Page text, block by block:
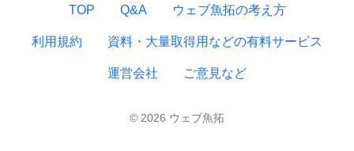
TOP Q&A ウェブ魚拓の考え方
利用規約 資料・大量取得用などの有料サービス
運営会社 ご意見など
© 2026 ウェブ魚拓